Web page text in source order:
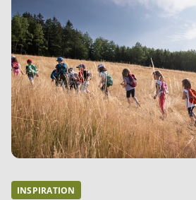
INSPIRATION